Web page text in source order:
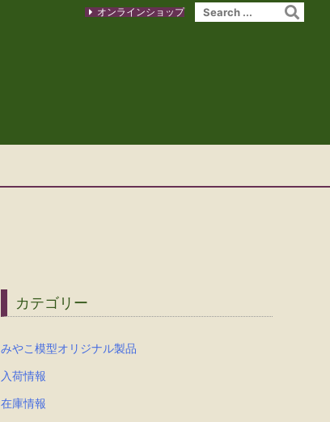
オンラインショップ
カテゴリー
みやこ模型オリジナル製品
入荷情報
在庫情報